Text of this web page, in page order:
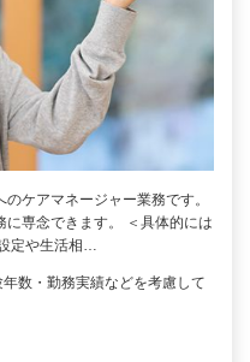
ケアマネージャー業務です。
専念できます。 ＜具体的には
定や生活相…
数・勤務実績などを考慮して